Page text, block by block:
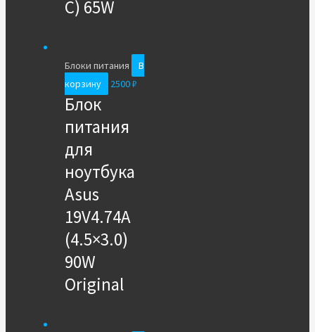
C) 65W
Блоки питания
В
корзину
2500₽
Блок
питания
для
ноутбука
Asus
19V4.74A
(4.5×3.0)
90W
Original